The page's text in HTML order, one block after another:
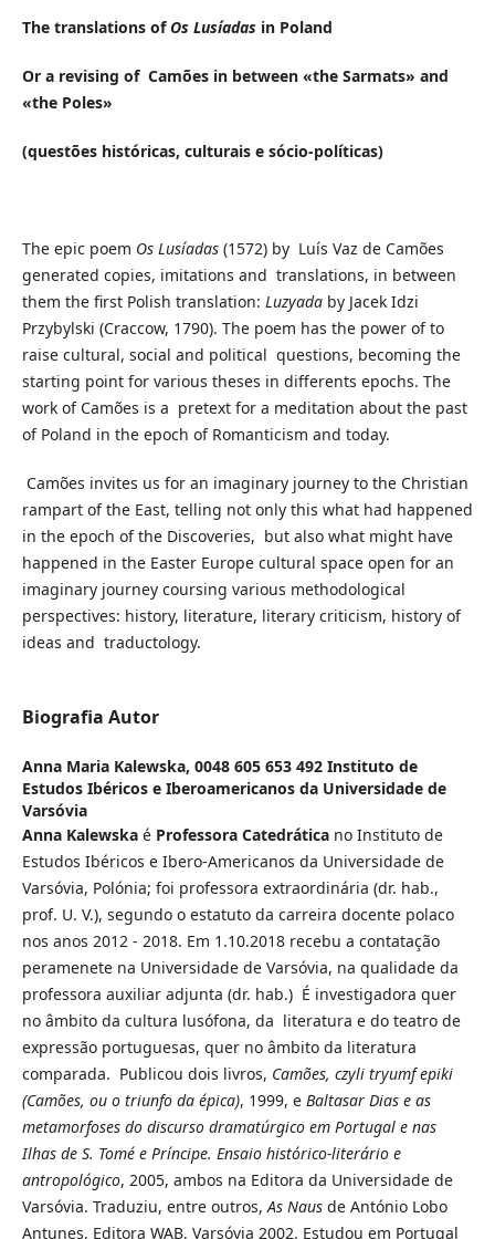
The translations ofOs Lusíadas in Poland
Or a revising of Camões in between «the Sarmats» and
«the Poles»
(questões históricas, culturais e sócio-políticas)
The epic poem Os Lusíadas(1572) by Luís Vaz de Camões
generated copies, imitations and translations, in between
them the first Polish translation: Luzyada by Jacek Idzi
Przybylski (Craccow, 1790). The poem has the power of to
raise cultural, social and political questions, becoming the
starting point for various theses in differents epochs. The
work of Camões is a pretext for a meditation about the past
of Poland in the epoch of Romanticism and today.
Camões invites us for an imaginary journey to the Christian
rampart of the East, telling not only this what had happened
in the epoch of the Discoveries, but also what might have
happened in the Easter Europe cultural space open for an
imaginary journey coursing various methodological
perspectives: history, literature, literary criticism, history of
ideas and traductology.
Biografia Autor
Anna Maria Kalewska, 0048 605 653 492 Instituto de
Estudos Ibéricos e Iberoamericanos da Universidade de
Varsóvia
Anna Kalewskaé Professora Catedráticano Instituto de
Estudos Ibéricos e Ibero-Americanos da Universidade de
Varsóvia, Polónia; foi professora extraordinária (dr. hab.,
prof. U. V.), segundo o estatuto da carreira docente polaco
nos anos 2012 - 2018. Em 1.10.2018 recebu a contatação
peramenete na Universidade de Varsóvia, na qualidade da
professora auxiliar adjunta (dr. hab.) É investigadora quer
no âmbito da cultura lusófona, da literatura e do teatro de
expressão portuguesas, quer no âmbito da literatura
comparada. Publicou dois livros, Camões, czyli tryumf epiki
(Camões, ou o triunfo da épica), 1999, e Baltasar Dias e as
metamorfoses do discurso dramatúrgico em Portugal e nas
Ilhas de S. Tomé e Príncipe. Ensaio histórico-literário e
antropológico, 2005, ambos na Editora da Universidade de
Varsóvia. Traduziu, entre outros,As Nausde António Lobo
Antunes, Editora WAB, Varsóvia 2002. Estudou em Portugal